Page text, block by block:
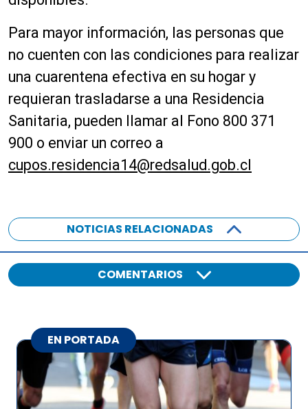
Para mayor información, las personas que
no cuenten con las condiciones para realizar
una cuarentena efectiva en su hogar y
requieran trasladarse a una Residencia
Sanitaria, pueden llamar al Fono 800 371
900 o enviar un correo a
cupos.residencia14@redsalud.gob.cl
NOTICIAS RELACIONADAS
COMENTARIOS
EN PORTADA